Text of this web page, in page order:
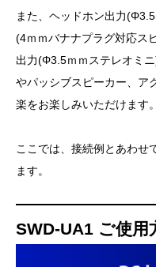
また、ヘッドホン出力
(4ｍｍバナナプラグ対応ス
出力(Φ3.5ｍｍステレオミ
やパッシブスピーカー、ア
楽をお楽しみいただけます。
ここでは、接続例とあわせ
ます。
SWD-UA1 ご使用